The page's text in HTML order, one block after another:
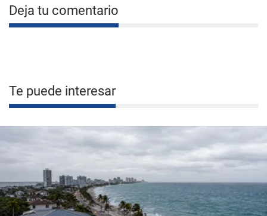
Deja tu comentario
Te puede interesar